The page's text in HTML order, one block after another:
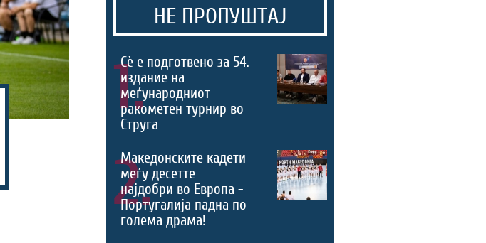
НЕ ПРОПУШТАЈ
1.
Сѐ е подготвено за 54.
издание на
меѓународниот
ракометен турнир во
Струга
2.
Македонските кадети
меѓу десетте
најдобри во Европа -
Португалија падна по
голема драма!